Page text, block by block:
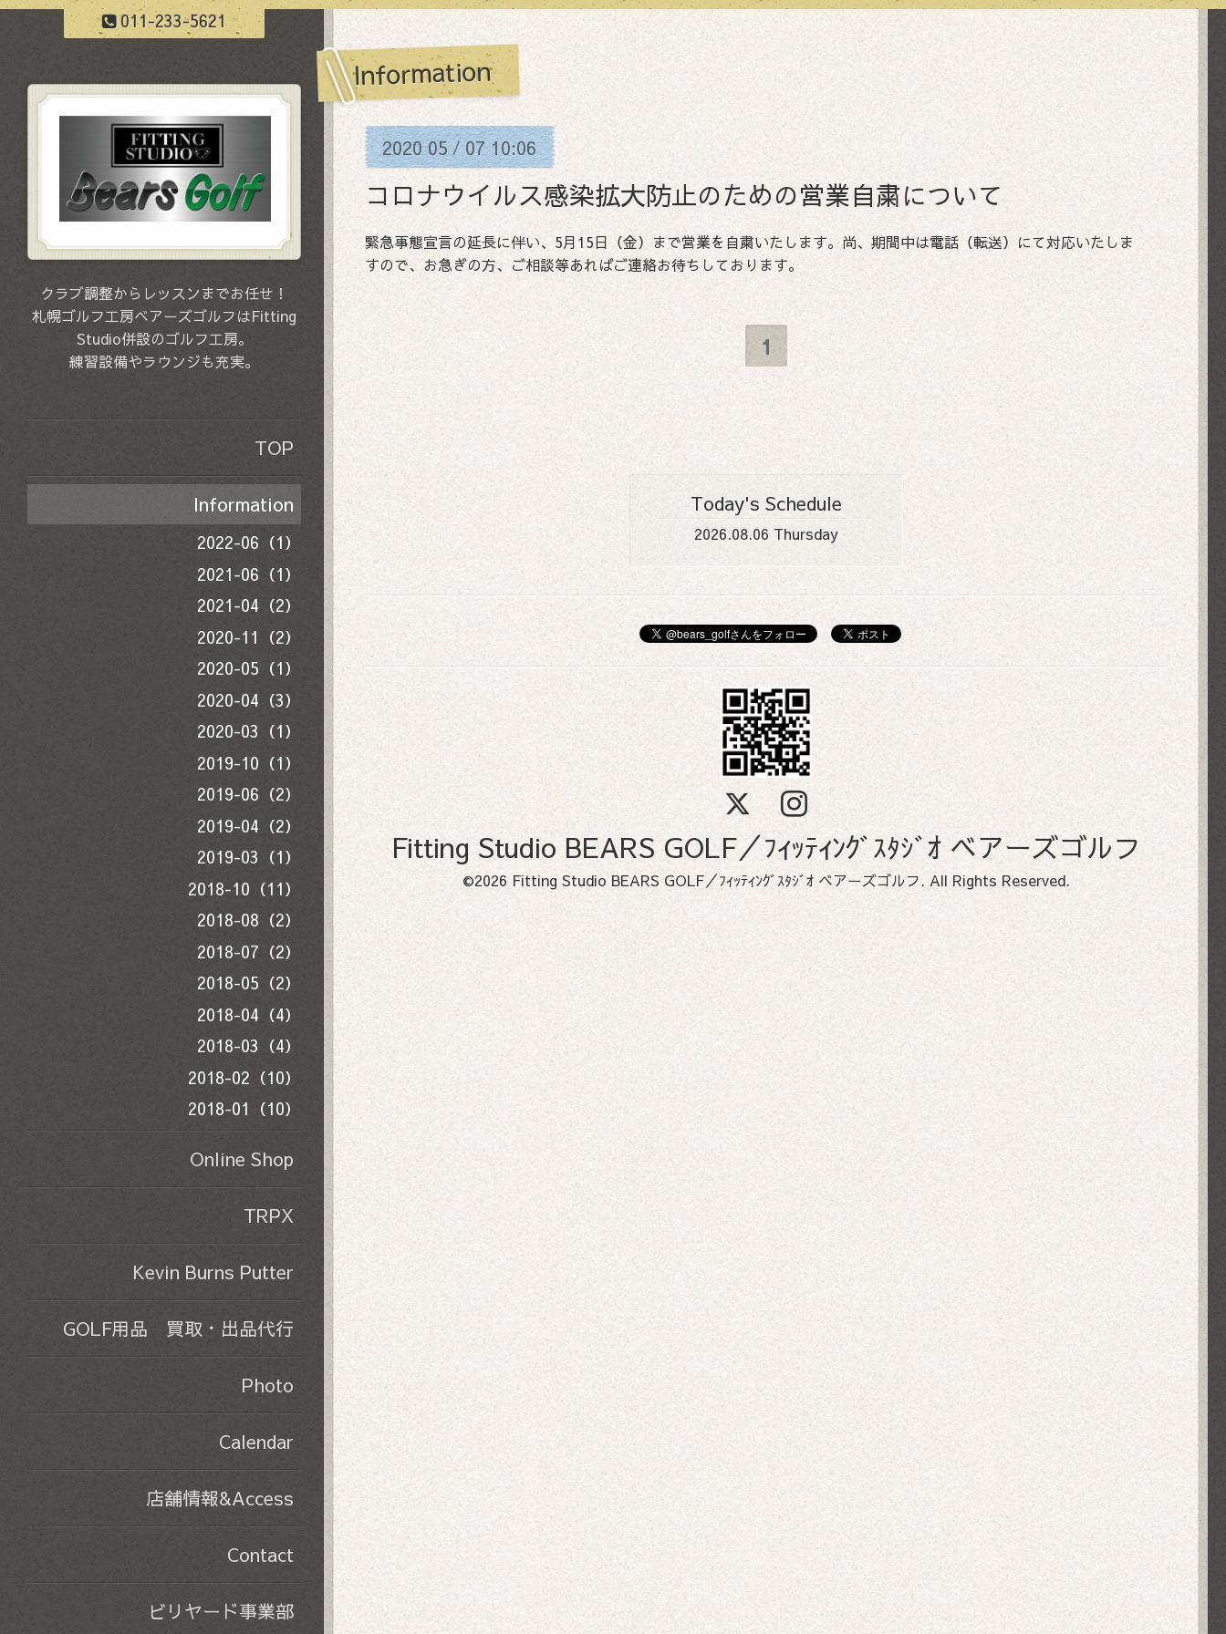
011-233-5621
Information
2020 05/07 10:06
コロナウイルス感染拡大防止のための営業自粛について
緊急事態宣言の延長に伴い、5月15日（金）まで営業を自粛いたします。尚、期間中は電話（転送）にて対応いたしま
すので、お急ぎの方、ご相談等あればご連絡お待ちしております。
1
Today's Schedule
2026.08.06 Thursday
Fitting Studio BEARS GOLF／ﾌｨｯﾃｨﾝｸﾞｽﾀｼﾞｵ ベアーズゴルフ
©2026 Fitting Studio BEARS GOLF／ﾌｨｯﾃｨﾝｸﾞｽﾀｼﾞｵ ベアーズゴルフ. All Rights Reserved.
クラブ調整からレッスンまでお任せ！
札幌ゴルフ工房ベアーズゴルフはFitting
Studio併設のゴルフ工房。
練習設備やラウンジも充実。
TOP
Information
2022-06（1）
2021-06（1）
2021-04（2）
2020-11（2）
2020-05（1）
2020-04（3）
2020-03（1）
2019-10（1）
2019-06（2）
2019-04（2）
2019-03（1）
2018-10（11）
2018-08（2）
2018-07（2）
2018-05（2）
2018-04（4）
2018-03（4）
2018-02（10）
2018-01（10）
Online Shop
TRPX
Kevin Burns Putter
GOLF用品 買取・出品代行
Photo
Calendar
店舗情報&Access
Contact
ビリヤード事業部